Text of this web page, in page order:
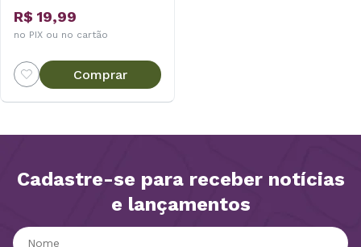
R$ 19,99
no PIX ou no cartão
Comprar
Cadastre-se para receber notícias
e lançamentos